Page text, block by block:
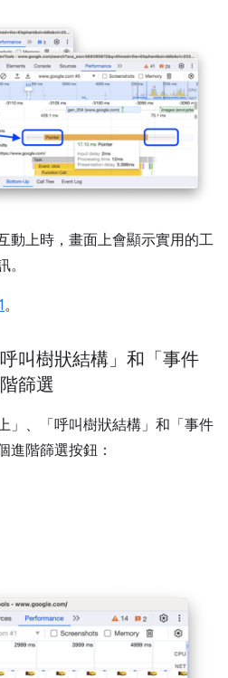
動上時，畫面上會顯示實用的工
。
叫樹狀結構」和「事件
篩選
」、「呼叫樹狀結構」和「事件
進階篩選按鈕：